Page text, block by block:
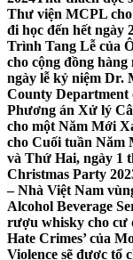
Thư viện MCPL
đi học đến hết ngày
Trình Tang Lễ của
cho cộng đồng
ngày lễ kỷ niệm
County Department
Phương án Xử lý
cho một Năm Mới
cho Cuối tuần Năm
và Thứ Hai, ngày 1
Christmas Party
– Nhà Việt Nam
Alcohol Beverage
rượu whisky cho cư
Hate Crimes’ của
Violence sẽ được tổ